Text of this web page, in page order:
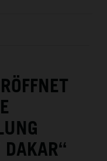
DAKAR“